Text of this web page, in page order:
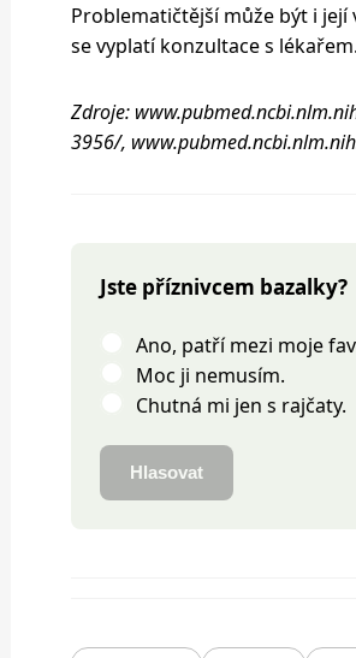
Problematičtější může být i její
se vyplatí konzultace s lékařem.
Zdroje:
3956/,
Jste příznivcem bazalky?
Ano, patří mezi moje
Moc ji nemusím.
Chutná mi jen s rajčaty.
Hlasovat